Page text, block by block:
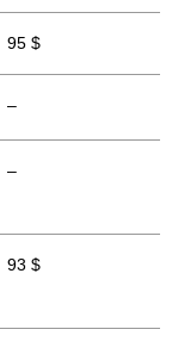
95 $
–
–
93 $